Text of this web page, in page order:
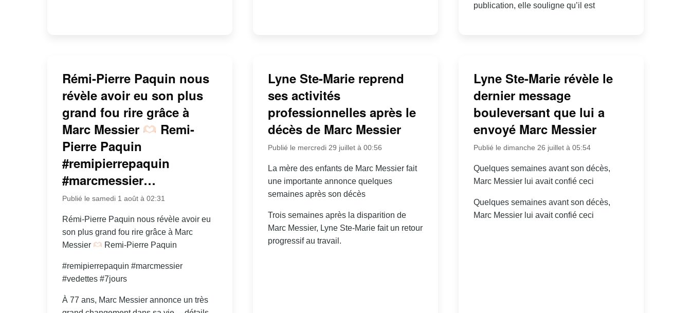
publication, elle souligne qu’il est
Rémi-Pierre Paquin nous
révèle avoir eu son plus
grand fou rire grâce à
Marc Messier
Remi-
Pierre Paquin
#remipierrepaquin
#marcmessier…
Publié le samedi 1 août à 02:31
Rémi-Pierre Paquin nous révèle avoir eu
son plus grand fou rire grâce à Marc
Messier
Remi-Pierre Paquin
#remipierrepaquin #marcmessier
#vedettes #7jours
À 77 ans, Marc Messier annonce un très
Lyne Ste-Marie reprend
ses activités
professionnelles après le
décès de Marc Messier
Publié le mercredi 29 juillet à 00:56
La mère des enfants de Marc Messier fait
une importante annonce quelques
semaines après son décès
Trois semaines après la disparition de
Marc Messier, Lyne Ste-Marie fait un retour
progressif au travail.
Lyne Ste-Marie révèle le
dernier message
bouleversant que lui a
envoyé Marc Messier
Publié le dimanche 26 juillet à 05:54
Quelques semaines avant son décès,
Marc Messier lui avait confié ceci
Quelques semaines avant son décès,
Marc Messier lui avait confié ceci